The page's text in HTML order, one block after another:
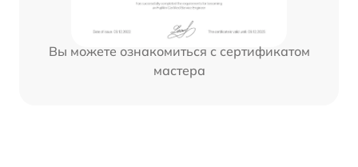
Вы можете ознакомиться с сертификатом
мастера